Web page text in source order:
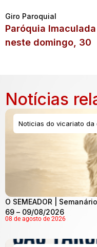
Giro Paroquial
Paróquia
neste domingo, 30
Notícias
Noticias do vicariato da
O SEMEADOR |
69 – 09/08/2026
08 de agosto de 2026